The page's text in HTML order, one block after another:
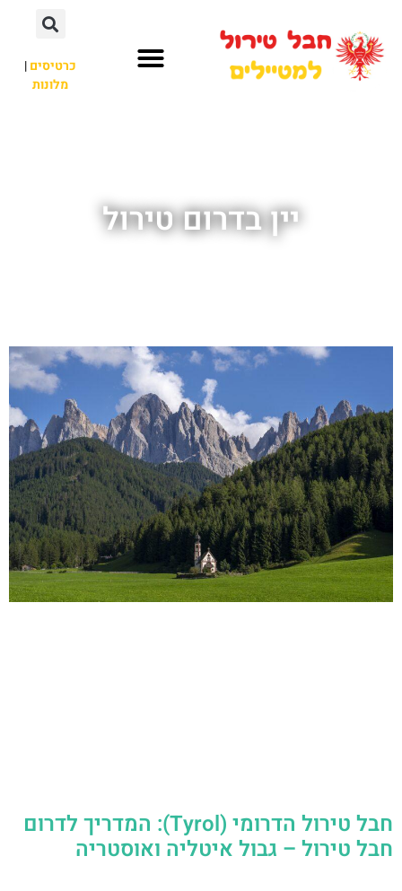
כרטיסים|
מלונות
יין בדרום טירול
חבל טירול הדרומי (Tyrol): המדריך לדרום
חבל טירול – גבול איטליה ואוסטריה